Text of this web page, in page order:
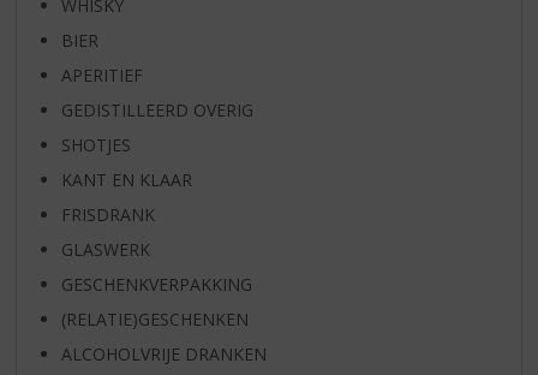
WHISKY
BIER
APERITIEF
GEDISTILLEERD OVERIG
SHOTJES
KANT EN KLAAR
FRISDRANK
GLASWERK
GESCHENKVERPAKKING
(RELATIE)GESCHENKEN
ALCOHOLVRIJE DRANKEN